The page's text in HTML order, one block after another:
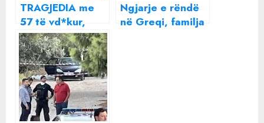
TRAGJEDIA me
57 të vd*kur,
nëna e shqiptares
që vdiq në Greqi:
Na i dogjën
fëmijët e na
dhanë kuti me hi!
Ngjarje e rëndë
në Greqi, familja